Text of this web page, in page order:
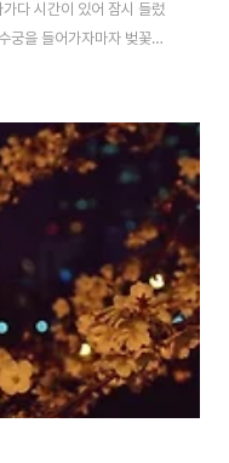
다 시간이 있어 잠시 들렀
궁을 들어가자마자 벚꽃이
대만관광객과 일본관광
이 이쁘게 피어있네요. 출근
무가 좀 더 오래되어서 그
가지가 아래로 축 늘어진게
지 벌써 반팔로 입고 다니시